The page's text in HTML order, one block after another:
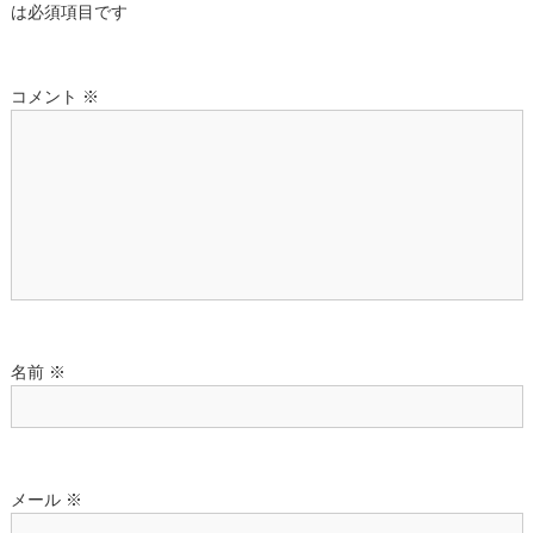
ー
は必須項目です
コメント ※
名前 ※
メール ※